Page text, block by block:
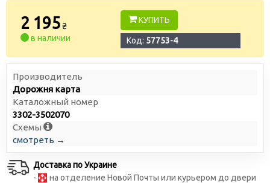
2 195₴
в наличии
КУПИТЬ
Код: 57753-4
Производитель
Дорожня карта
Каталожный номер
3302-3502070
Схемы
смотреть →
Доставка по Украине
-
на отделение Новой Почты или курьером до двери